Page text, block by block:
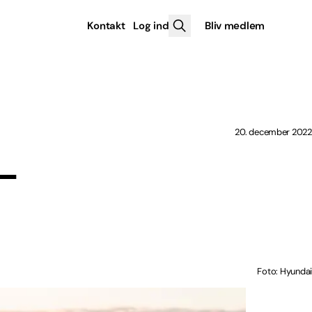
Kontakt Log ind Bliv medlem
20. december 2022
Foto: Hyundai